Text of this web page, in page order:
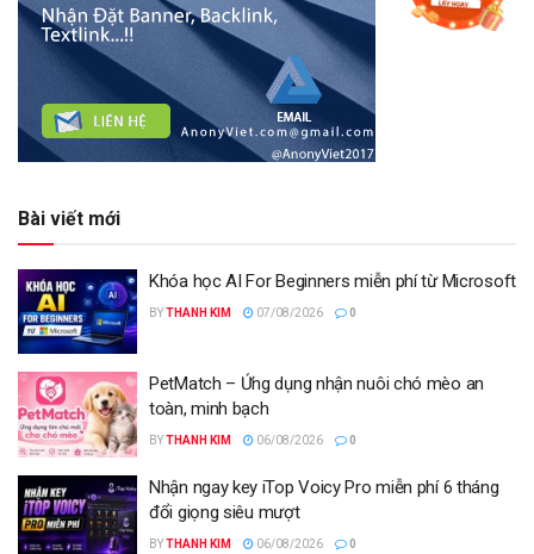
Bài viết mới
Khóa học AI For Beginners miễn phí từ Microsoft
BYTHANH KIM 07/08/2026 0
PetMatch – Ứng dụng nhận nuôi chó mèo an
toàn, minh bạch
BYTHANH KIM 06/08/2026 0
Nhận ngay key iTop Voicy Pro miễn phí 6 tháng
đổi giọng siêu mượt
BYTHANH KIM 06/08/2026 0